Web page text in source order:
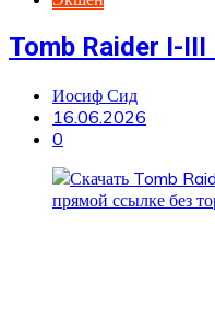
Tomb Raider I-
Иосиф Сид
16.06.2026
0